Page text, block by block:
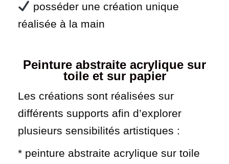
posséder une création unique
réalisée à la main
Peinture abstraite acrylique sur
toile et sur papier
Les créations sont réalisées sur
différents supports afin d’explorer
plusieurs sensibilités artistiques :
* peinture abstraite acrylique sur toile